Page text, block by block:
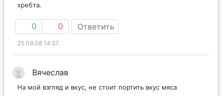
хребта.
0 0 Ответить
25.09.08 14:57
Вячеслав
На мой взгляд и вкус, не стоит портить вкус мяса